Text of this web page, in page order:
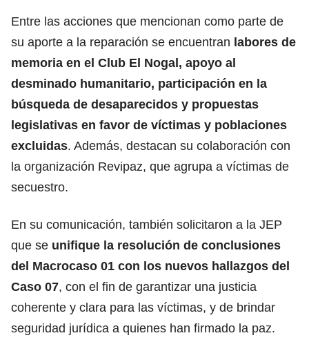
Entre las acciones que mencionan como parte de
su aporte a la reparación se encuentran labores de
memoria en el Club El Nogal, apoyo al
desminado humanitario, participación en la
búsqueda de desaparecidos y propuestas
legislativas en favor de víctimas y poblaciones
excluidas. Además, destacan su colaboración con
la organización Revipaz, que agrupa a víctimas de
secuestro.
En su comunicación, también solicitaron a la JEP
que se unifique la resolución de conclusiones
del Macrocaso 01 con los nuevos hallazgos del
Caso 07, con el fin de garantizar una justicia
coherente y clara para las víctimas, y de brindar
seguridad jurídica a quienes han firmado la paz.